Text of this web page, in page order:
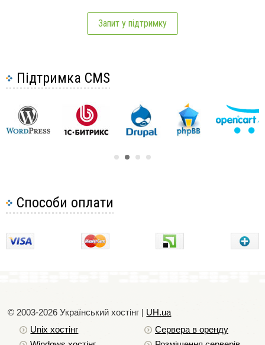
Інші питання щодо послуг хостінгу
Налаштування Magic Quotes GPC Off
Чому браузер намагається завантажити файл PHP
Як CloudFlare може допомогти вашому сайту
Як налаштувати переадресацію з одного сайту на
інший за допомогою .htaccess
Чи можна змінити ім'я користувача мого
хостінгу?
Коли ви маєте оновити свій хостінг-план?
Запит у підтримку
Підтримка CMS
Способи оплати
© 2003-2026 Український хостiнг | UH.ua
Unix хостiнг
Сервера в оренду